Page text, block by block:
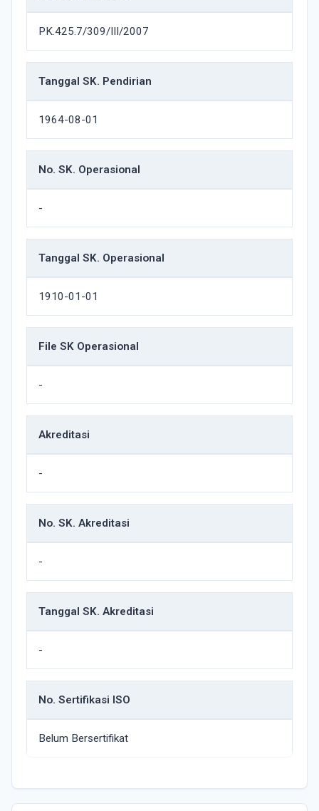
PK.425.7/309/III/2007
Tanggal SK. Pendirian
1964-08-01
No. SK. Operasional
-
Tanggal SK. Operasional
1910-01-01
File SK Operasional
-
Akreditasi
-
No. SK. Akreditasi
-
Tanggal SK. Akreditasi
-
No. Sertifikasi ISO
Belum Bersertifikat